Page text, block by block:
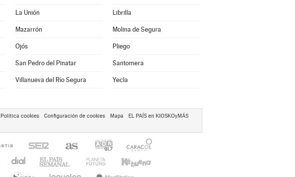
La Unión Librilla
Mazarrón Molina de Segura
Ojós Pliego
San Pedro del Pinatar Santomera
Villanueva del Río Segura Yecla
Política cookies Configuración de cookies Mapa
EL PAÍS en KIOSKOyMÁS